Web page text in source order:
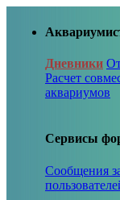
Дневники
Расчет
аквариумов
Сервисы
Сообщения